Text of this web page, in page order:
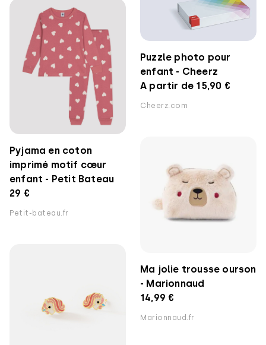
Puzzle photo pour
enfant - Cheerz
A partir de 15,90 €
Cheerz.com
Pyjama en coton
imprimé motif cœur
enfant - Petit Bateau
29 €
Petit-bateau.fr
Ma jolie trousse ourson
- Marionnaud
14,99 €
Marionnaud.fr